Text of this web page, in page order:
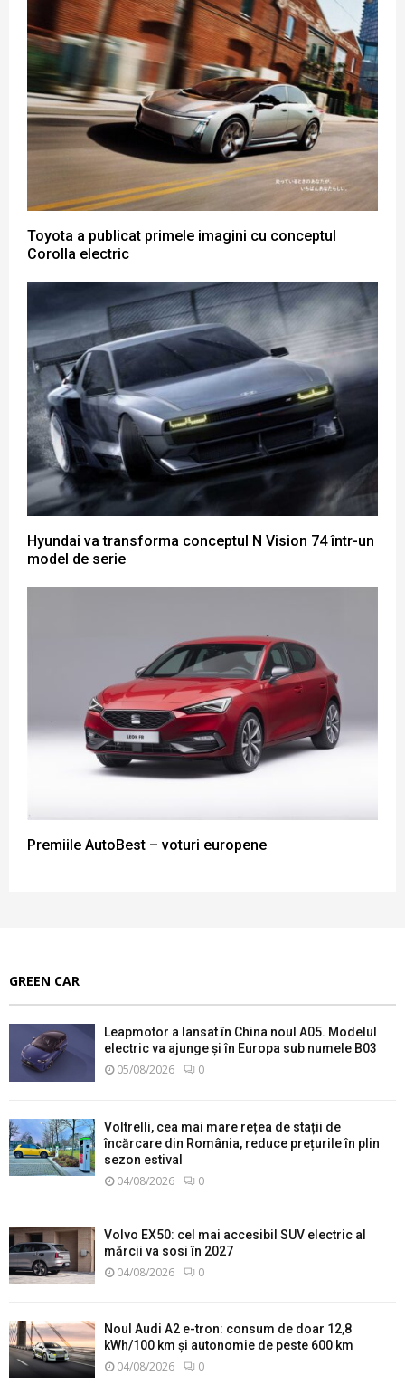
Toyota a publicat primele imagini cu conceptul
Corolla electric
Hyundai va transforma conceptul N Vision 74 într-un
model de serie
Premiile AutoBest – voturi europene
GREEN CAR
Leapmotor a lansat în China noul A05. Modelul
electric va ajunge și în Europa sub numele B03
05/08/2026 0
Voltrelli, cea mai mare rețea de stații de
încărcare din România, reduce prețurile în plin
sezon estival
04/08/2026 0
Volvo EX50: cel mai accesibil SUV electric al
mărcii va sosi în 2027
04/08/2026 0
Noul Audi A2 e-tron: consum de doar 12,8
kWh/100 km și autonomie de peste 600 km
04/08/2026 0